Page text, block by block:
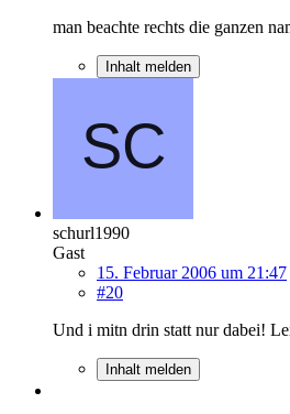
man beachte rechts die ganzen
Inhalt melden
schurl1990
Gast
15. Februar 2006 um 21:47
#20
Und i mitn drin statt nur dabei!
Inhalt melden